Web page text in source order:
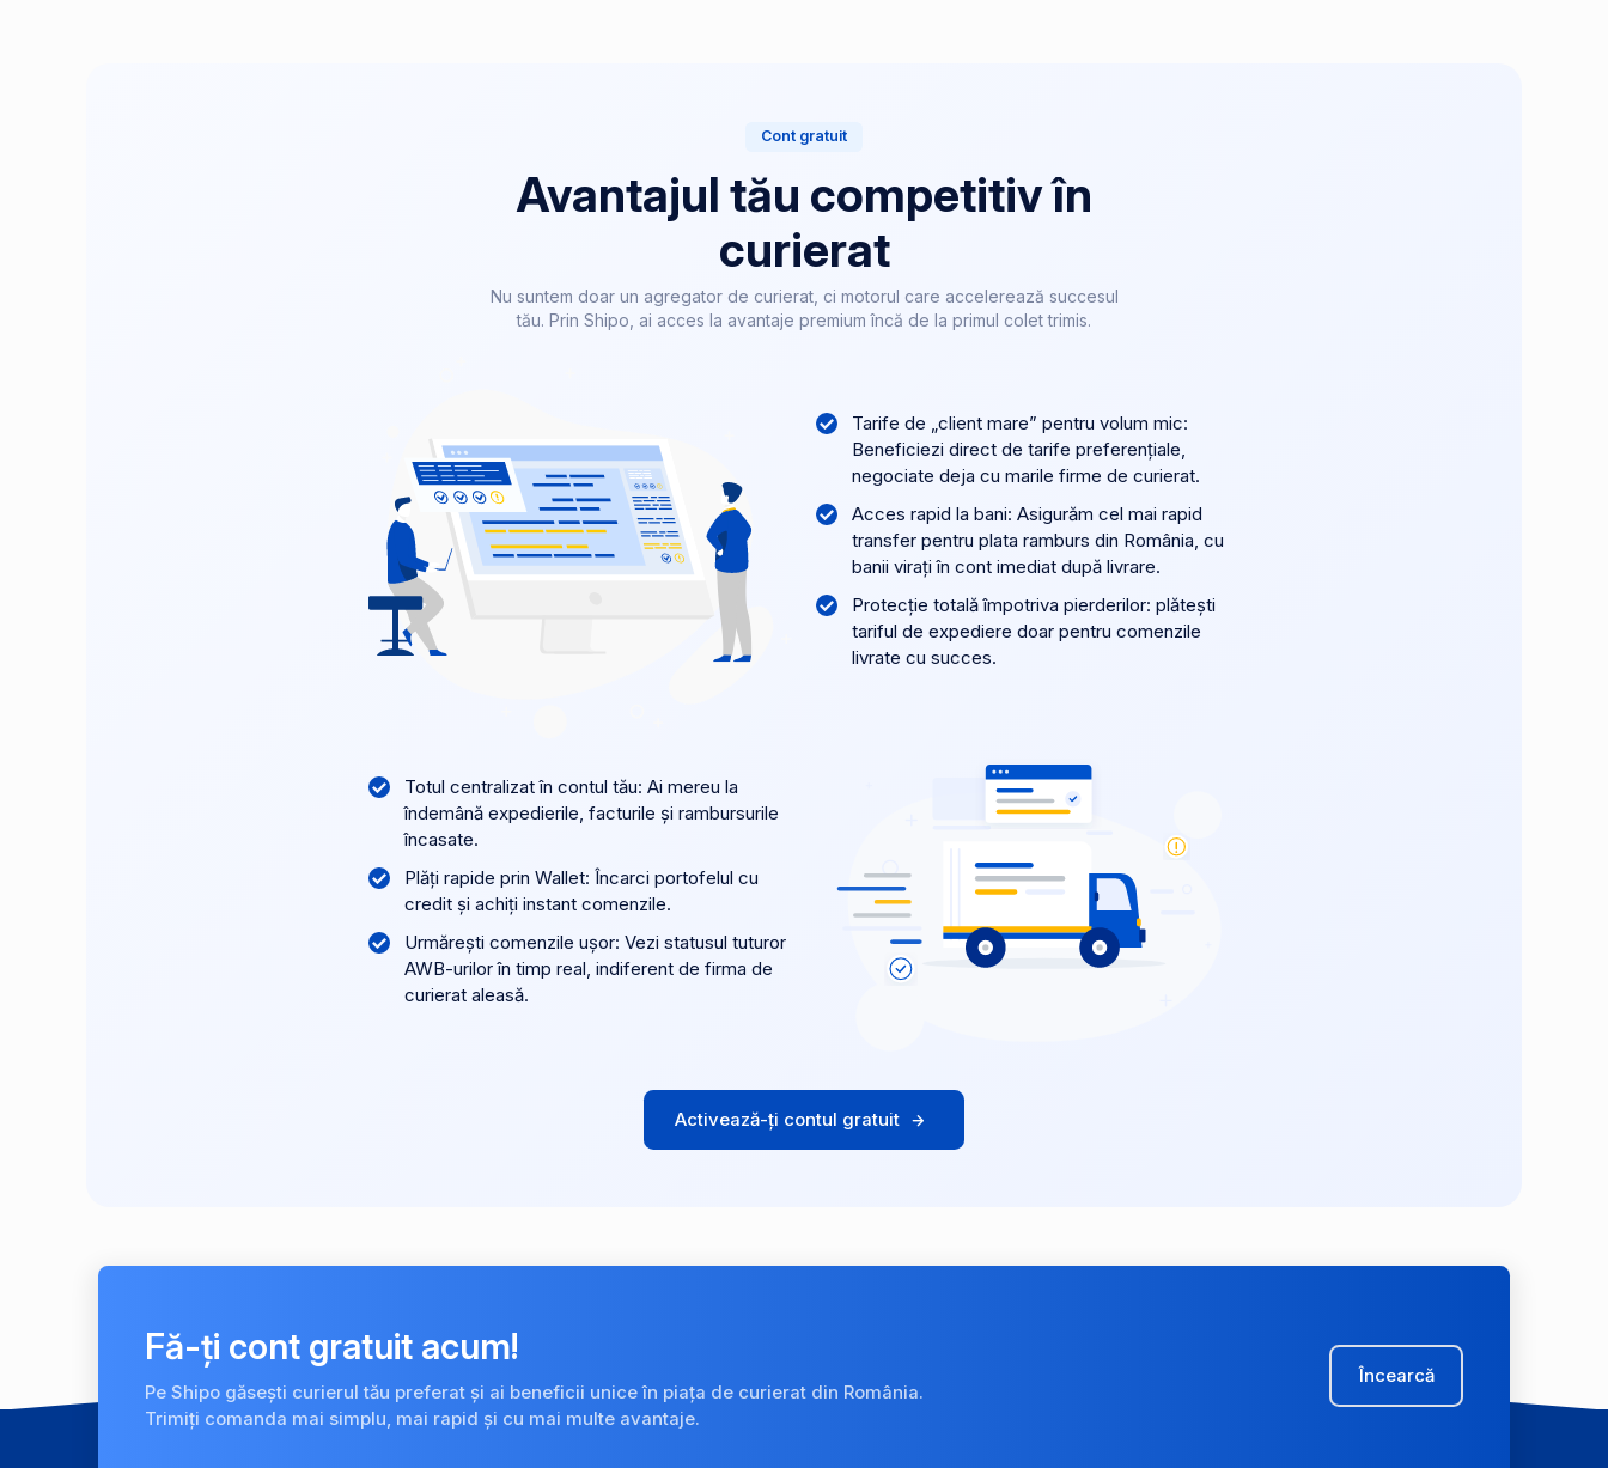
Cont gratuit
Avantajul tău competitiv în
curierat
Nu suntem doar un agregator de curierat, ci motorul care accelerează succesul
tău. Prin Shipo, ai acces la avantaje premium încă de la primul colet trimis.
Tarife de „client mare” pentru volum mic:
Beneficiezi direct de tarife preferențiale,
negociate deja cu marile firme de curierat.
Acces rapid la bani: Asigurăm cel mai rapid
transfer pentru plata ramburs din România, cu
banii virați în cont imediat după livrare.
Protecție totală împotriva pierderilor: plătești
tariful de expediere doar pentru comenzile
livrate cu succes.
Totul centralizat în contul tău: Ai mereu la
îndemână expedierile, facturile și rambursurile
încasate.
Plăți rapide prin Wallet: Încarci portofelul cu
credit și achiți instant comenzile.
Urmărești comenzile ușor: Vezi statusul tuturor
AWB-urilor în timp real, indiferent de firma de
curierat aleasă.
Activează-ți contul gratuit
Fă-ți cont gratuit acum!
Pe Shipo găsești curierul tău preferat și ai beneficii unice în piața de curierat din România.
Trimiți comanda mai simplu, mai rapid și cu mai multe avantaje.
Încearcă